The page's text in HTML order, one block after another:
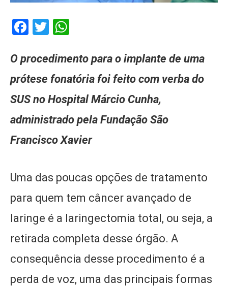
Facebook
Twitter
O procedimento para o implante de uma
prótese fonatória foi feito com verba do
SUS no Hospital Márcio Cunha,
administrado pela Fundação São
Francisco Xavier
Uma das poucas opções de tratamento
para quem tem câncer avançado de
laringe é a laringectomia total, ou seja, a
retirada completa desse órgão. A
consequência desse procedimento é a
perda de voz, uma das principais formas